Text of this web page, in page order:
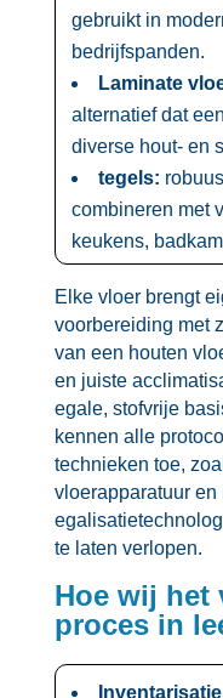
gebruikt in
bedrijfspanden.​
Laminate
alternatief dat
diverse hout- en
tegels:
combineren met
keukens,
Elke vloer brengt
voorbereiding met
van een houten
en juiste
egale, stofvrije
kennen alle
technieken toe,
vloerapparatuur en
te laten verlopen.​
Hoe wij het
proces in